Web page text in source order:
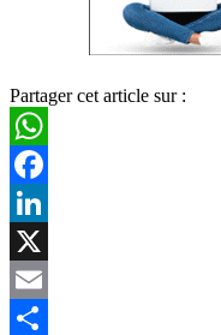
Partager cet article sur :
WhatsApp
Facebook
LinkedIn
X
Email